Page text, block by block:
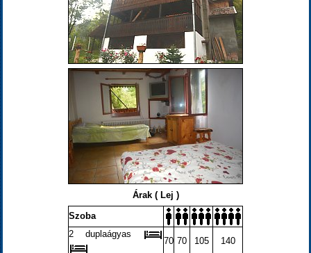
Árak ( Lej )
Szoba
2 duplaágyas
70 70 105 140